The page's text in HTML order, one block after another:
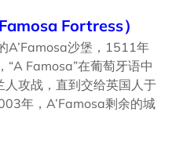
Fortress）
A’Famosa沙堡，1511年
“A Famosa”在葡萄牙语中
人攻战，直到交给英国人于
年，A’Famosa剩余的城